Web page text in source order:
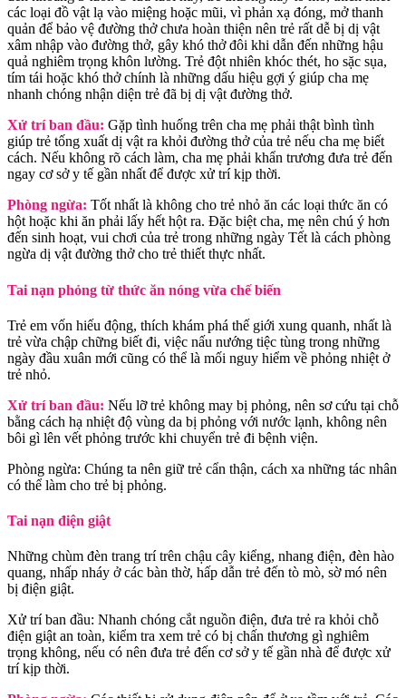
các loại đồ vật lạ vào miệng hoặc mũi, vì phản xạ đóng, mở thanh
quản để bảo vệ đường thở chưa hoàn thiện nên trẻ rất dễ bị dị vật
xâm nhập vào đường thở, gây khó thở đôi khi dẫn đến những hậu
quả nghiêm trọng khôn lường. Trẻ đột nhiên khóc thét, ho sặc sụa,
tím tái hoặc khó thở chính là những dấu hiệu gợi ý giúp cha mẹ
nhanh chóng nhận diện trẻ đã bị dị vật đường thở.
Xử trí ban đầu: Gặp tình huống trên cha mẹ phải thật bình tình
giúp trẻ tống xuất dị vật ra khỏi đường thở của trẻ nếu cha mẹ biết
cách. Nếu không rõ cách làm, cha mẹ phải khẩn trương đưa trẻ đến
ngay cơ sở y tế gần nhất để được xử trí kịp thời.
Phòng ngừa: Tốt nhất là không cho trẻ nhỏ ăn các loại thức ăn có
hột hoặc khi ăn phải lấy hết hột ra. Đặc biệt cha, mẹ nên chú ý hơn
đến sinh hoạt, vui chơi của trẻ trong những ngày Tết là cách phòng
ngừa dị vật đường thở cho trẻ thiết thực nhất.
Tai nạn phỏng từ thức ăn nóng vừa chế biến
Trẻ em vốn hiếu động, thích khám phá thế giới xung quanh, nhất là
trẻ vừa chập chững biết đi, việc nấu nướng tiệc tùng trong những
ngày đầu xuân mới cũng có thể là mối nguy hiểm về phỏng nhiệt ở
trẻ nhỏ.
Xử trí ban đầu: Nếu lỡ trẻ không may bị phỏng, nên sơ cứu tại chỗ
bằng cách hạ nhiệt độ vùng da bị phỏng với nước lạnh, không nên
bôi gì lên vết phỏng trước khi chuyển trẻ đi bệnh viện.
Phòng ngừa: Chúng ta nên giữ trẻ cẩn thận, cách xa những tác nhân
có thể làm cho trẻ bị phỏng.
Tai nạn điện giật
Những chùm đèn trang trí trên chậu cây kiểng, nhang điện, đèn hào
quang, nhấp nháy ở các bàn thờ, hấp dẫn trẻ đến tò mò, sờ mó nên
bị điện giật.
Xử trí ban đầu: Nhanh chóng cắt nguồn điện, đưa trẻ ra khỏi chỗ
điện giật an toàn, kiểm tra xem trẻ có bị chấn thương gì nghiêm
trọng không, nếu có nên đưa trẻ đến cơ sở y tế gần nhà để được xử
trí kịp thời.